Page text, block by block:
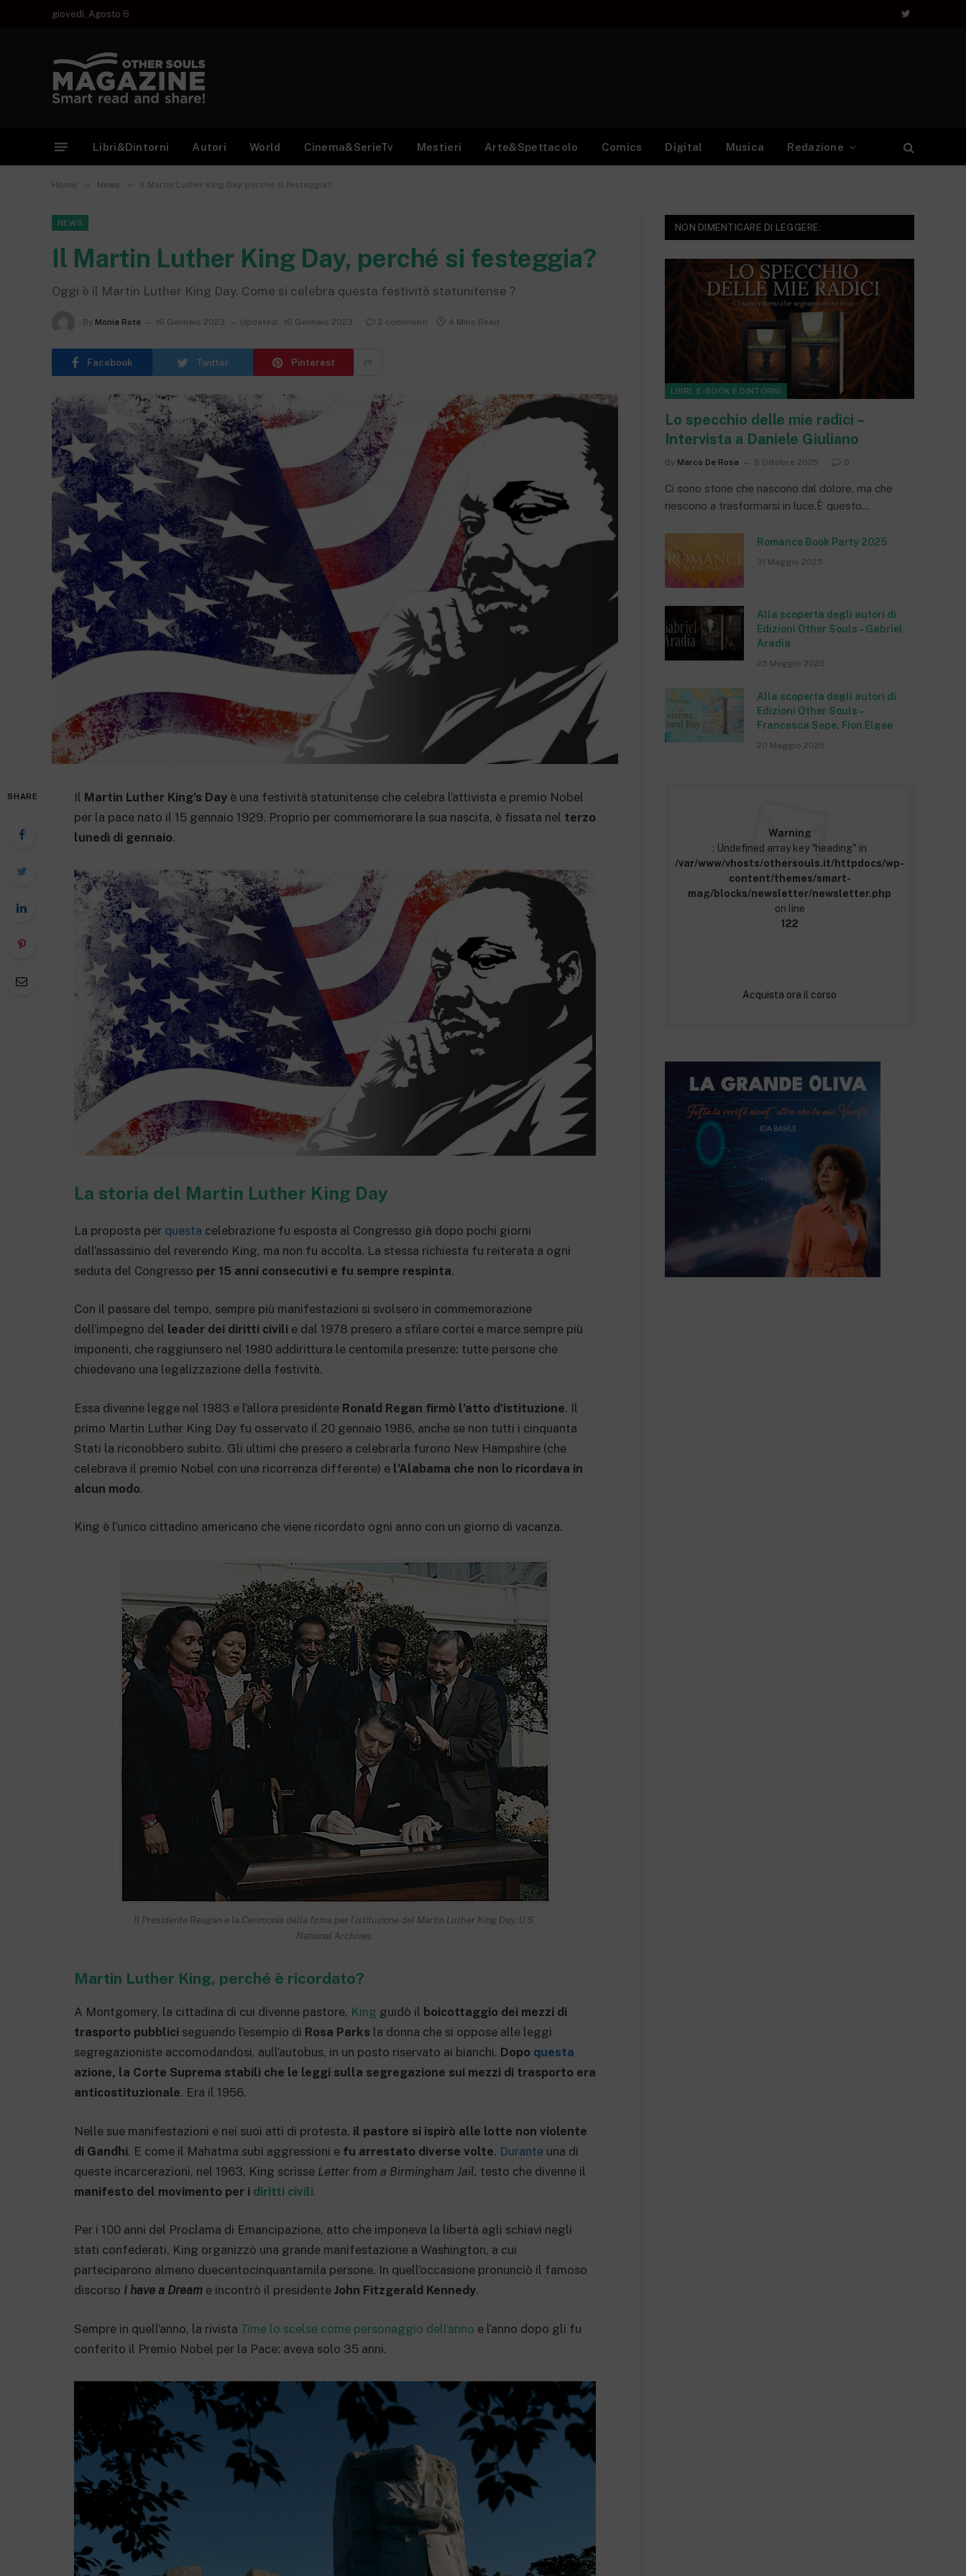
giovedì, Agosto 6
Twitter
Libri&Dintorni Autori World Cinema&SerieTv Mestieri Arte&Spettacolo Comics Digital Musica Redazione
Home » News » Il Martin Luther King Day, perché si festeggia?
NEWS
Il Martin Luther King Day, perché si festeggia?
Oggi è il Martin Luther King Day. Come si celebra questa festività statunitense ?
By Monia Rota 16 Gennaio 2023 Updated: 16 Gennaio 2023 2 commenti 4 Mins Read
Facebook Twitter Pinterest
SHARE Il Martin Luther King’s Day è una festività statunitense che celebra l’attivista e premio Nobel
per la pace nato il 15 gennaio 1929. Proprio per commemorare la sua nascita, è fissata nel terzo
lunedì di gennaio.
La storia del Martin Luther King Day
La proposta per questa celebrazione fu esposta al Congresso già dopo pochi giorni
dall’assassinio del reverendo King, ma non fu accolta. La stessa richiesta fu reiterata a ogni
seduta del Congresso per 15 anni consecutivi e fu sempre respinta.
Con il passare del tempo, sempre più manifestazioni si svolsero in commemorazione
dell’impegno del leader dei diritti civili e dal 1978 presero a sfilare cortei e marce sempre più
imponenti, che raggiunsero nel 1980 addirittura le centomila presenze: tutte persone che
chiedevano una legalizzazione della festività.
Essa divenne legge nel 1983 e l’allora presidente Ronald Regan firmò l’atto d’istituzione. Il
primo Martin Luther King Day fu osservato il 20 gennaio 1986, anche se non tutti i cinquanta
Stati la riconobbero subito. Gli ultimi che presero a celebrarla furono New Hampshire (che
celebrava il premio Nobel con una ricorrenza differente) e l’Alabama che non lo ricordava in
alcun modo.
King è l’unico cittadino americano che viene ricordato ogni anno con un giorno di vacanza.
Il Presidente Reagan e la Cerimonia della firma per l’istituzione del Martin Luther King Day, U.S.
National Archives.
Martin Luther King, perché è ricordato?
A Montgomery, la cittadina di cui divenne pastore, King guidò il boicottaggio dei mezzi di
trasporto pubblici seguendo l’esempio di Rosa Parks la donna che si oppose alle leggi
segregazioniste accomodandosi, aull’autobus, in un posto riservato ai bianchi. Dopo questa
azione, la Corte Suprema stabilì che le leggi sulla segregazione sui mezzi di trasporto era
anticostituzionale. Era il 1956.
Nelle sue manifestazioni e nei suoi atti di protesta, il pastore si ispirò alle lotte non violente
di Gandhi. E come il Mahatma subì aggressioni e fu arrestato diverse volte. Durante una di
queste incarcerazioni, nel 1963, King scrisse Letter from a Birmingham Jail, testo che divenne il
manifesto del movimento per i diritti civili.
Per i 100 anni del Proclama di Emancipazione, atto che imponeva la libertà agli schiavi negli
stati confederati, King organizzò una grande manifestazione a Washington, a cui
parteciparono almeno duecentocinquantamila persone. In quell’occasione pronunciò il famoso
discorso I have a Dream e incontrò il presidente John Fitzgerald Kennedy.
Sempre in quell’anno, la rivista Time lo scelse come personaggio dell’anno e l’anno dopo gli fu
conferito il Premio Nobel per la Pace: aveva solo 35 anni.
NON DIMENTICARE DI LEGGERE:
LIBRI, E-BOOK E DINTORNI
Lo specchio delle mie radici –
Intervista a Daniele Giuliano
By Marco De Rosa 6 Ottobre 2025 0
Ci sono storie che nascono dal dolore, ma che
riescono a trasformarsi in luce.È questo…
Romance Book Party 2025
31 Maggio 2025
Alla scoperta degli autori di
Edizioni Other Souls – Gabriel
Aradia
25 Maggio 2025
Alla scoperta degli autori di
Edizioni Other Souls –
Francesca Sepe, Fion Elgee
20 Maggio 2025
Warning
: Undefined array key "heading" in
/var/www/vhosts/othersouls.it/httpdocs/wp-
content/themes/smart-
mag/blocks/newsletter/newsletter.php
on line
122
Acquista ora il corso